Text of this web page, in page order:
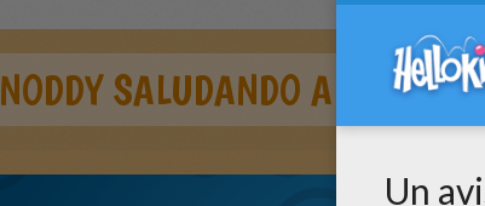
NODDY SALUDANDO A RATÓN